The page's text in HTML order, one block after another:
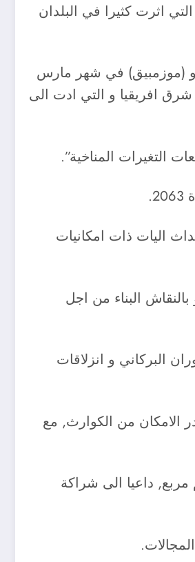
اثرت كثيرا في البلدان
(موزمبيق) في شهر مارس
افريقيا و التي ادت الى
التغيرات المناخية”.
اليات ذات امكانيات
البناء من اجل
البركاني و انزلاقات
الامكان من الكوارث, مع
المنطقة الصحراوية من المغرب العربي الممتدة على مساحة 6 ملايين كلم مربع, داعيا الى شراكة